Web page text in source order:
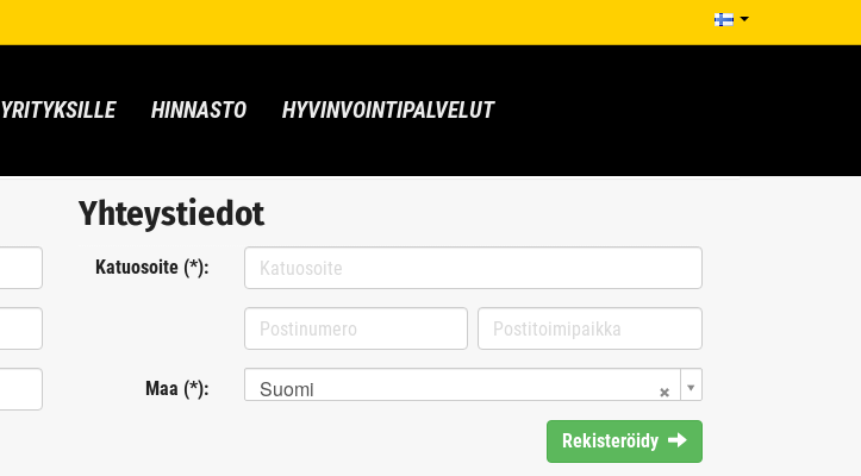
YRITYKSILLE HINNASTO HYVINVOINTIPALVELUT
Yhteystiedot
Katuosoite (*):
Maa (*): Suomi
Rekisteröidy